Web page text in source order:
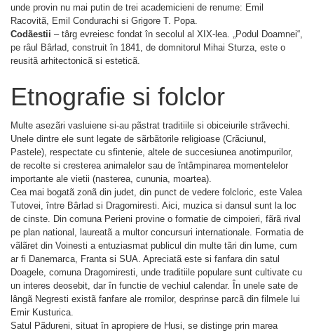
unde provin nu mai putin de trei academicieni de renume: Emil
Racovitã, Emil Condurachi si Grigore T. Popa.
Codãestii – târg evreiesc fondat în secolul al XIX-lea. „Podul Doamnei“,
pe râul Bârlad, construit în 1841, de domnitorul Mihai Sturza, este o
reusitã arhitectonicã si esteticã.
Etnografie si folclor
Multe asezãri vasluiene si-au pãstrat traditiile si obiceiurile strãvechi.
Unele dintre ele sunt legate de sãrbãtorile religioase (Crãciunul,
Pastele), respectate cu sfintenie, altele de succesiunea anotimpurilor,
de recolte si cresterea animalelor sau de întâmpinarea momentelelor
importante ale vietii (nasterea, cununia, moartea).
Cea mai bogatã zonã din judet, din punct de vedere folcloric, este Valea
Tutovei, între Bârlad si Dragomiresti. Aici, muzica si dansul sunt la loc
de cinste. Din comuna Perieni provine o formatie de cimpoieri, fãrã rival
pe plan national, laureatã a multor concursuri internationale. Formatia de
vãlãret din Voinesti a entuziasmat publicul din multe tãri din lume, cum
ar fi Danemarca, Franta si SUA. Apreciatã este si fanfara din satul
Doagele, comuna Dragomiresti, unde traditiile populare sunt cultivate cu
un interes deosebit, dar în functie de vechiul calendar. În unele sate de
lângã Negresti existã fanfare ale rromilor, desprinse parcã din filmele lui
Emir Kusturica.
Satul Pãdureni, situat în apropiere de Husi, se distinge prin marea